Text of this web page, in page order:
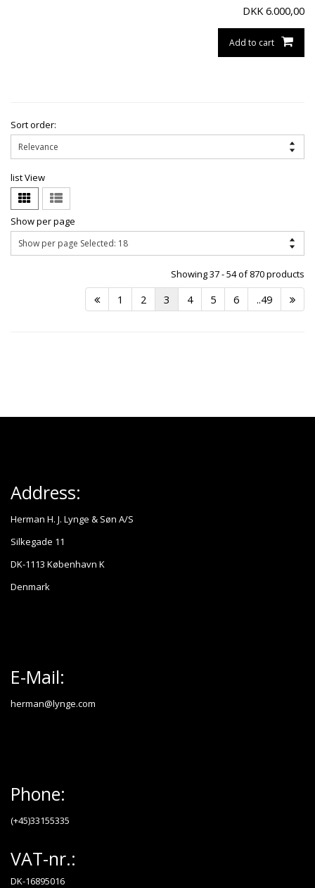
DKK 6.000,00
Add to cart
Sort order:
list View
Show per page
Showing 37 - 54 of 870 products
1 2 3 4 5 6 ..49
Address:
Herman H. J. Lynge & Søn A/S
Silkegade 11
DK-1113 København K
Denmark
E-Mail:
herman@lynge.com
Phone:
(+45)33155335
VAT-nr.:
DK-16895016